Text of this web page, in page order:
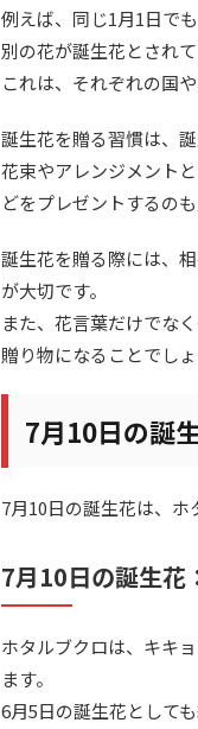
例えば、同じ1月1日で
別の花が誕生花とされ
これは、それぞれの国
誕生花を贈る習慣は、
花束やアレンジメント
どをプレゼントするの
誕生花を贈る際には、
が大切です。
また、花言葉だけでな
贈り物になることでしょ
7月10日の誕
7月10日の誕生花は、ホ
7月10日の誕生花
ホタルブクロは、キキ
ます。
6月5日の誕生花として